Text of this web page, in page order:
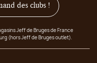
des clubs !
Jeff de Bruges de France
(hors Jeff de Bruges outlet).